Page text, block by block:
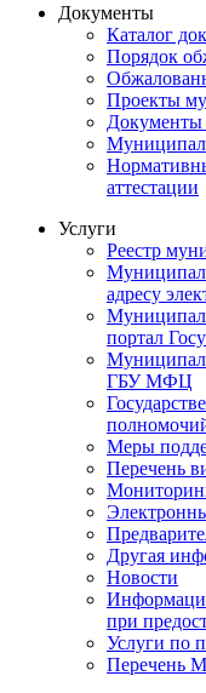
Документы
Каталог
Порядок
Проекты
Документы
аттестации
Услуги
Реестр
адресу
портал
ГБУ МФЦ
Меры
Перечень
Другая
Новости
при
Услуги по
Перечень